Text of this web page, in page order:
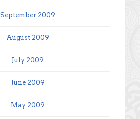
September 2009
August 2009
July 2009
June 2009
May 2009